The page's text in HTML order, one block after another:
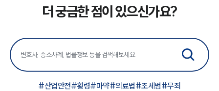
더 궁금한 점이 있으신가요?
#산업안전#횡령#마약#의료법#조세범#무죄